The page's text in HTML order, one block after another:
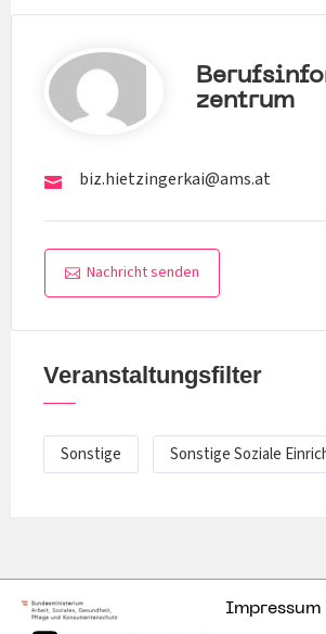
Zentrum
biz.hietzingerkai@ams.at
Nachricht senden
Veranstaltungsfilter
Sonstige Sonstige Soziale
Impressum